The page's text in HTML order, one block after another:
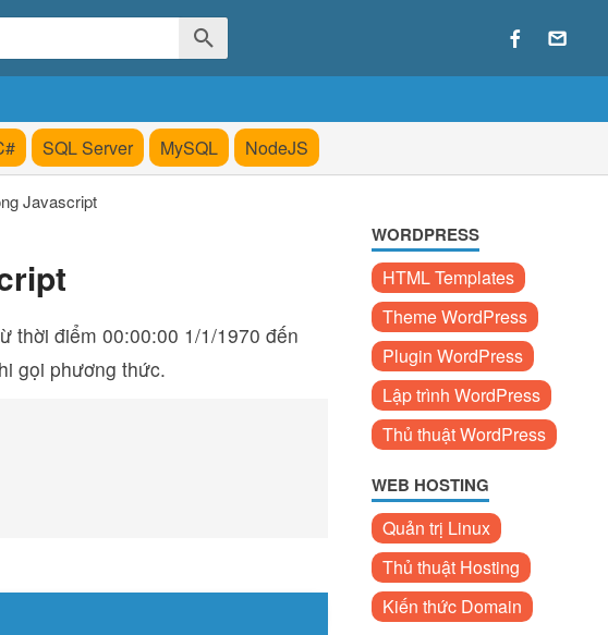
SQL Server MySQL NodeJS
Javascript
thời điểm 00:00:00 1/1/1970 đến
gọi phương thức.
WORDPRESS
HTML Templates
Theme WordPress
Plugin WordPress
Lập trình WordPress
Thủ thuật WordPress
WEB HOSTING
Quản trị Linux
Thủ thuật Hosting
Kiến thức Domain